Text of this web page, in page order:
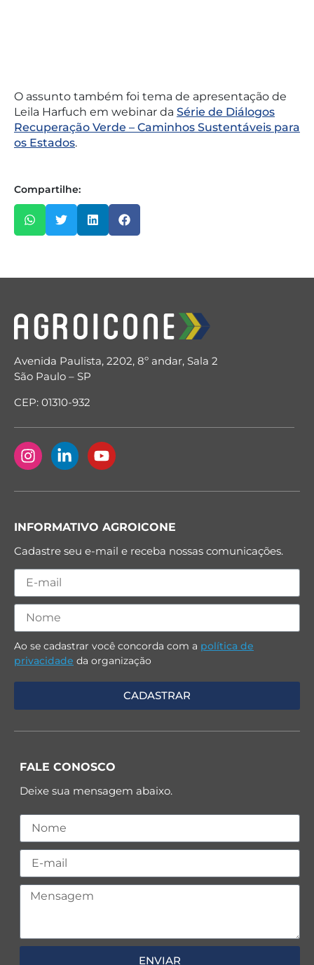
O assunto também foi tema de apresentação de
Leila Harfuch em webinar da Série de Diálogos
Recuperação Verde – Caminhos Sustentáveis para
os Estados.
Compartilhe:
Avenida Paulista, 2202, 8º andar, Sala 2
São Paulo – SP
CEP: 01310-932
INFORMATIVO AGROICONE
Cadastre seu e-mail e receba nossas comunicações.
Ao se cadastrar você concorda com a política de
privacidade da organização
FALE CONOSCO
Deixe sua mensagem abaixo.
ENVIAR